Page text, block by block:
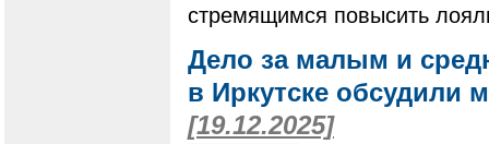
стремящимся повысить
Дело за малым и
в Иркутске обсудили
[19.12.2025]